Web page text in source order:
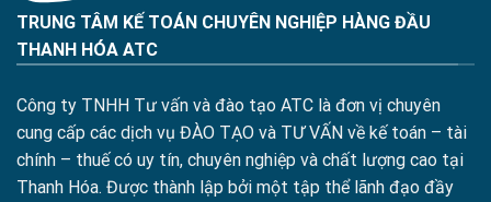
TRUNG TÂM KẾ TOÁN CHUYÊN NGHIỆP HÀNG ĐẦU
THANH HÓA ATC
Công ty TNHH Tư vấn và đào tạo ATC là đơn vị chuyên
cung cấp các dịch vụ ĐÀO TẠO và TƯ VẤN về kế toán – tài
chính – thuế có uy tín, chuyên nghiệp và chất lượng cao tại
Thanh Hóa. Được thành lập bởi một tập thể lãnh đạo đầy